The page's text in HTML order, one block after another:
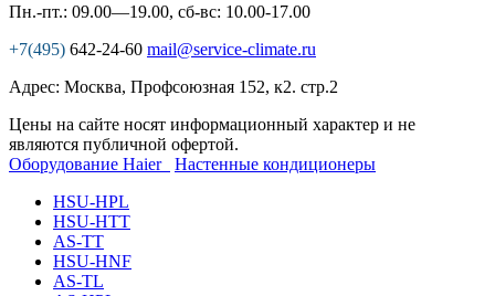
Пн.-пт.: 09.00—19.00, сб-вс: 10.00-17.00
+7(495) 642-24-60 mail@service-climate.ru
Адрес: Москва, Профсоюзная 152, к2. стр.2
Цены на сайте носят информационный характер и не
являются публичной офертой.
Оборудование Haier
Настенные кондиционеры
HSU-HPL
HSU-HTT
AS-TT
HSU-HNF
AS-TL